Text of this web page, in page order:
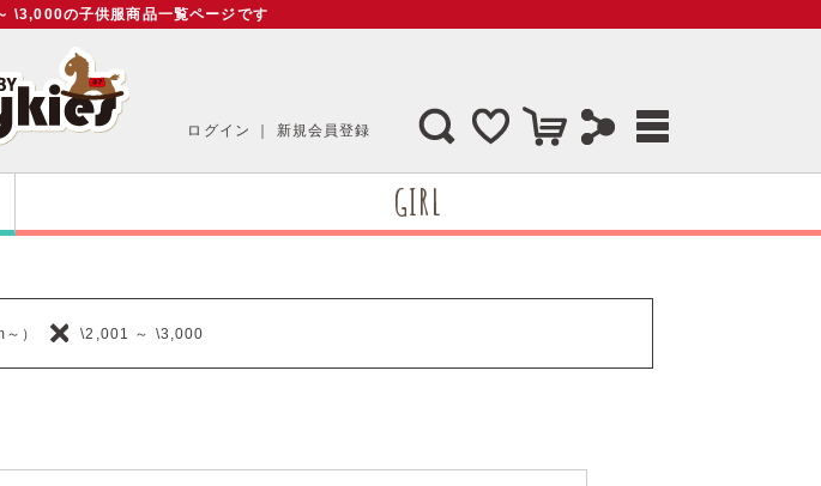
の子供服商品一覧ページです
ログイン ｜ 新規会員登録
GIRL
） \2,001 ～ \3,000